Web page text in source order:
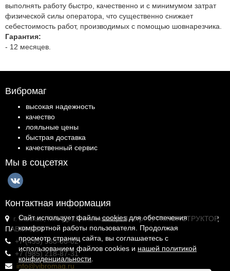
выполнять работу быстро, качественно и с минимумом затрат
физической силы оператора, что существенно снижает
себестоимость работ, производимых с помощью шовнарезчика.
Гарантия:
- 12 месяцев.
Вибромаг
высокая надежность
качество
лояльные цены
быстрая доставка
качественный сервис
Мы в соцсетях
Контактная информация
г. Москва, МКАД, 25-й километр, 4, стр. 1, ТК КОНСТРУКТОР,
ПАВ.И-1.18
+7 (495) 988-06-02
+7 (985) 218-87-31
info@vibromag.ru
Сайт использует файлыcookiesдля обеспечения
комфортной работы пользователя. Продолжая
просмотр страниц сайта, вы соглашаетесь с
использованием файлов cookies и нашей политикой
конфиденциальности